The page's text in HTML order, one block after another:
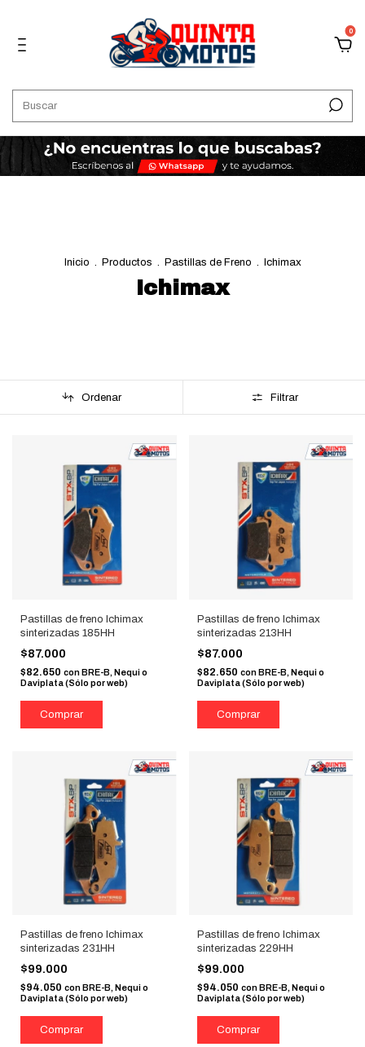
0
Inicio . Productos . Pastillas de Freno . Ichimax
Ichimax
Ordenar Filtrar
Pastillas de freno Ichimax
sinterizadas 185HH
$87.000
$82.650 conBRE-B, Nequi o
Daviplata (Sólo por web)
Pastillas de freno Ichimax
sinterizadas 213HH
$87.000
$82.650 con BRE-B, Nequi o
Daviplata (Sólo por web)
Pastillas de freno Ichimax
sinterizadas 231HH
$99.000
$94.050 con BRE-B, Nequi o
Daviplata (Sólo por web)
Pastillas de freno Ichimax
sinterizadas 229HH
$99.000
$94.050 con BRE-B, Nequi o
Daviplata (Sólo por web)